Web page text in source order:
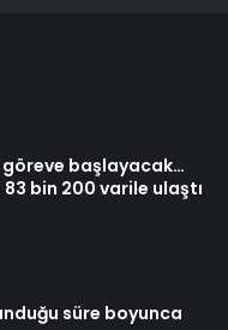
göreve başlayacak…
bin 200 varile ulaştı
süre boyunca